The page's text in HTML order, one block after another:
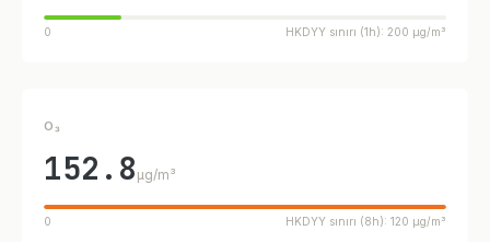
0 HKDYY sınırı (1h): 200 µg/m³
O₃
152.8 µg/m³
0 HKDYY sınırı (8h): 120 µg/m³